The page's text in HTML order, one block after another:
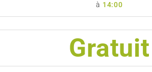
à 14:00
Gratuit